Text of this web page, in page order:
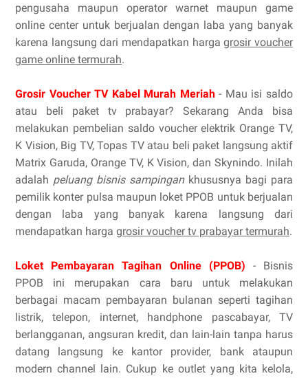
pengusaha maupun operator warnet maupun game
online center untuk berjualan dengan laba yang banyak
karena langsung dari mendapatkan hargagrosir voucher
game online termurah.
Grosir Voucher TV Kabel Murah Meriah- Mau isi saldo
atau beli paket tv prabayar? Sekarang Anda bisa
melakukan pembelian saldo voucher elektrik Orange TV,
K Vision, Big TV, Topas TV atau beli paket langsung aktif
Matrix Garuda, Orange TV, K Vision, dan Skynindo. Inilah
adalah peluang bisnis sampingankhususnya bagi para
pemilik konter pulsa maupun loket PPOB untuk berjualan
dengan laba yang banyak karena langsung dari
mendapatkan harga grosir voucher tv prabayar termurah.
Loket Pembayaran Tagihan Online (PPOB) - Bisnis
PPOB ini merupakan cara baru untuk melakukan
berbagai macam pembayaran bulanan seperti tagihan
listrik, telepon, internet, handphone pascabayar, TV
berlangganan, angsuran kredit, dan lain-lain tanpa harus
datang langsung ke kantor provider, bank ataupun
modern channel lain. Cukup ke outlet yang kita kelola,